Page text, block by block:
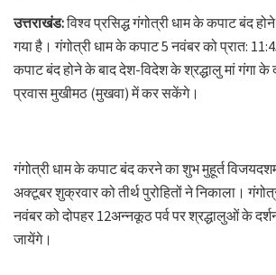
उत्तराखंड:विश्व प्रसिद्ध गंगोत्री धाम के कपाट बंद
गया है। गंगोत्री धाम के कपाट 5 नवंबर को प्रात:
कपाट बंद होने के बाद देश-विदेश के श्रद्धालु मां गंगा
प्रवास मुखीमठ (मुखवा) में कर सकेंगे।
गंगोत्री धाम के कपाट बंद करने का शुभ मुहूर्त
अक्टूबर शुक्रवार को तीर्थ पुरोहितों ने निकाला।
नवंबर को दोपहर 12अन्नकूठ पर्व पर श्रद्धालुओं के
जायेंगे।